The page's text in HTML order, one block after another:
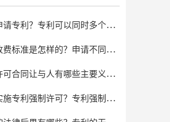
哪些可以申请专利？专利可以同时多个人一起申请吗？
专利申请收费标准是怎样的？申请不同类型的专利所需要的钱不同
专利实施许可合同让与人有哪些主要义务？专利实施许可合同与专利许可合同有什么区别？
哪些情形实施专利强制许可？专利强制许可的前提条件是什么？